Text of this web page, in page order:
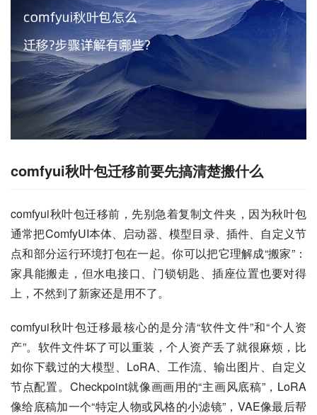
comfyui秋叶包迁移前要先搞清楚搬什么
comfyui秋叶包迁移前，先别急着复制文件夹，因为秋叶包
通常把ComfyUI本体、启动器、模型目录、插件、自定义节
点和部分运行环境打包在一起。你可以把它理解成“搬家”：
家具能搬走，但水电接口、门锁钥匙、插座位置也要对得
上，不然到了新家还是用不了。
comfyui秋叶包迁移最核心的是分清“软件文件”和“个人资
产”。软件文件坏了可以重装，个人资产丢了就很麻烦，比
如你下载过的大模型、LoRA、工作流、输出图片、自定义
节点配置。Checkpoint就像画画用的“主画风底稿”，LoRA
像给底稿加一个“特定人物或风格的小滤镜”，VAE像最后帮